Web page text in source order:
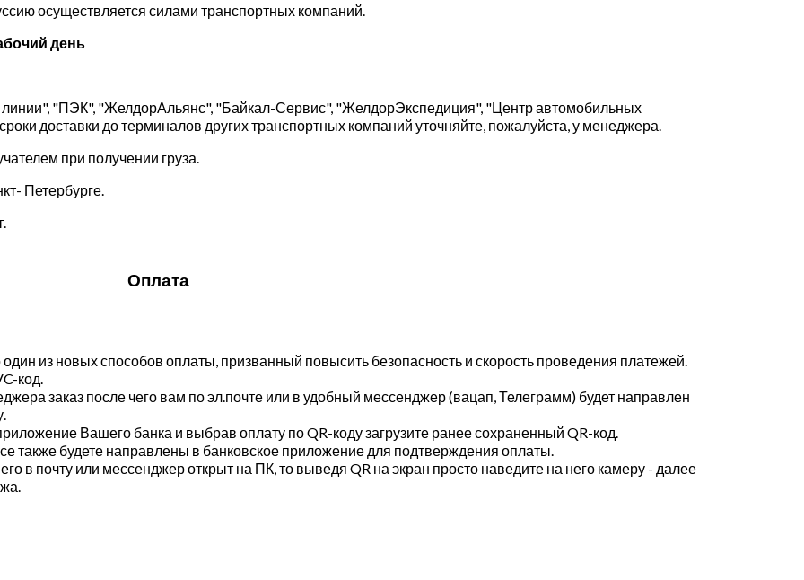
осуществляется силами транспортных компаний.
день
"ПЭК", "ЖелдорАльянс", "Байкал-Сервис", "ЖелдорЭкспедиция", "Центр автомобильных
доставки до терминалов других транспортных компаний уточняйте, пожалуйста, у менеджера.
при получении груза.
Петербурге.
Оплата
из новых способов оплаты, призванный повысить безопасность и скорость проведения платежей.
код.
заказ после чего вам по эл.почте или в удобный мессенджер (вацап, Телеграмм) будет направлен
Вашего банка и выбрав оплату по QR-коду загрузите ранее сохраненный QR-код.
также будете направлены в банковское приложение для подтверждения оплаты.
в почту или мессенджер открыт на ПК, то выведя QR на экран просто наведите на него камеру - далее